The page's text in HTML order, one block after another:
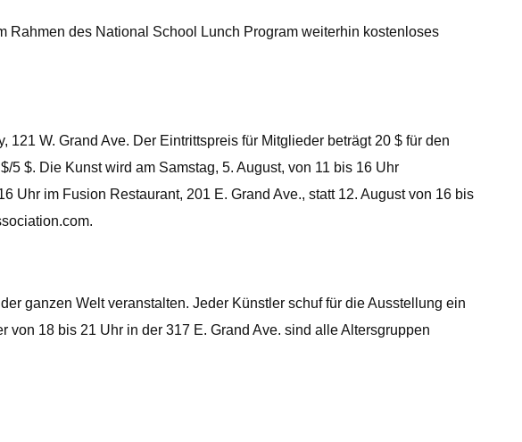
des National School Lunch Program weiterhin kostenloses
W. Grand Ave. Der Eintrittspreis für Mitglieder beträgt 20 $ für den
$. Die Kunst wird am Samstag, 5. August, von 11 bis 16 Uhr
Uhr im Fusion Restaurant, 201 E. Grand Ave., statt 12. August von 16 bis
ganzen Welt veranstalten. Jeder Künstler schuf für die Ausstellung ein
18 bis 21 Uhr in der 317 E. Grand Ave. sind alle Altersgruppen